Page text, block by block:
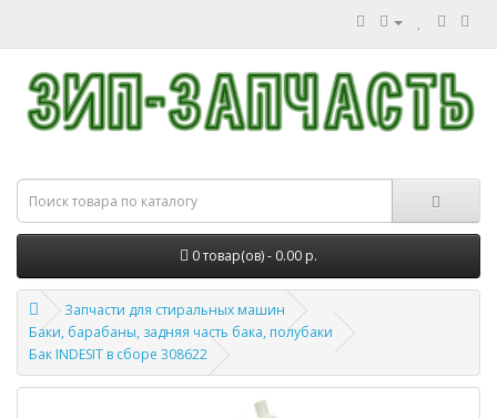
0 товар(ов) - 0.00 р.
Запчасти для стиральных машин
Баки, барабаны, задняя часть бака, полубаки
Бак INDESIT в сборе 308622